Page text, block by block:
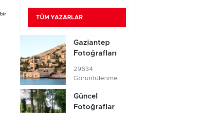
bir
TÜM YAZARLAR
Gaziantep
Fotoğrafları
29634
Görüntülenme
Güncel
Fotoğraflar